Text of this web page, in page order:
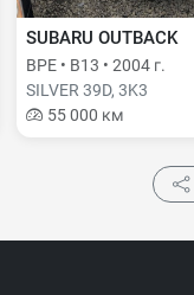
SUBARU OUTBACK
BPE • B13 • 2004 г.
SILVER 39D, 3K3
55 000 км